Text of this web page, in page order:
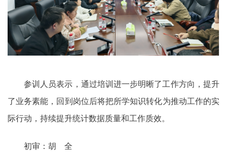
参训人员表示，通过培训进一步明晰了工作方向，提升
了业务素能，回到岗位后将把所学知识转化为推动工作的实
际行动，持续提升统计数据质量和工作质效。
初审：胡 全